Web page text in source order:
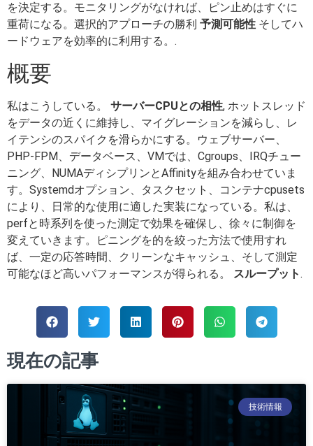
を決定する。モニタリングがなければ、ピン止めはすぐに
重荷になる。選択的アプローチの勝利 予測可能性 そしてハ
ードウェアを効率的に利用する。.
概要
私はこうしている。 サーバーCPUとの相性, ホットスレッド
をデータの近くに維持し、マイグレーションを減らし、レ
イテンシのスパイクを滑らかにする。ウェブサーバー、
PHP-FPM、データベース、VMでは、Cgroups、IRQチュー
ニング、NUMAディシプリンとAffinityを組み合わせていま
す。Systemdオプション、タスクセット、コンテナcpusets
により、日常的な使用に適した実装になっている。私は、
perfと時系列を使った測定で効果を確保し、徐々に制御を
変えていきます。ピニングを的を絞った方法で使用すれ
ば、一定の応答時間、クリーンなキャッシュ、そして測定
可能なほど高いパフォーマンスが得られる。
スループット .
現在の記事
技術情報